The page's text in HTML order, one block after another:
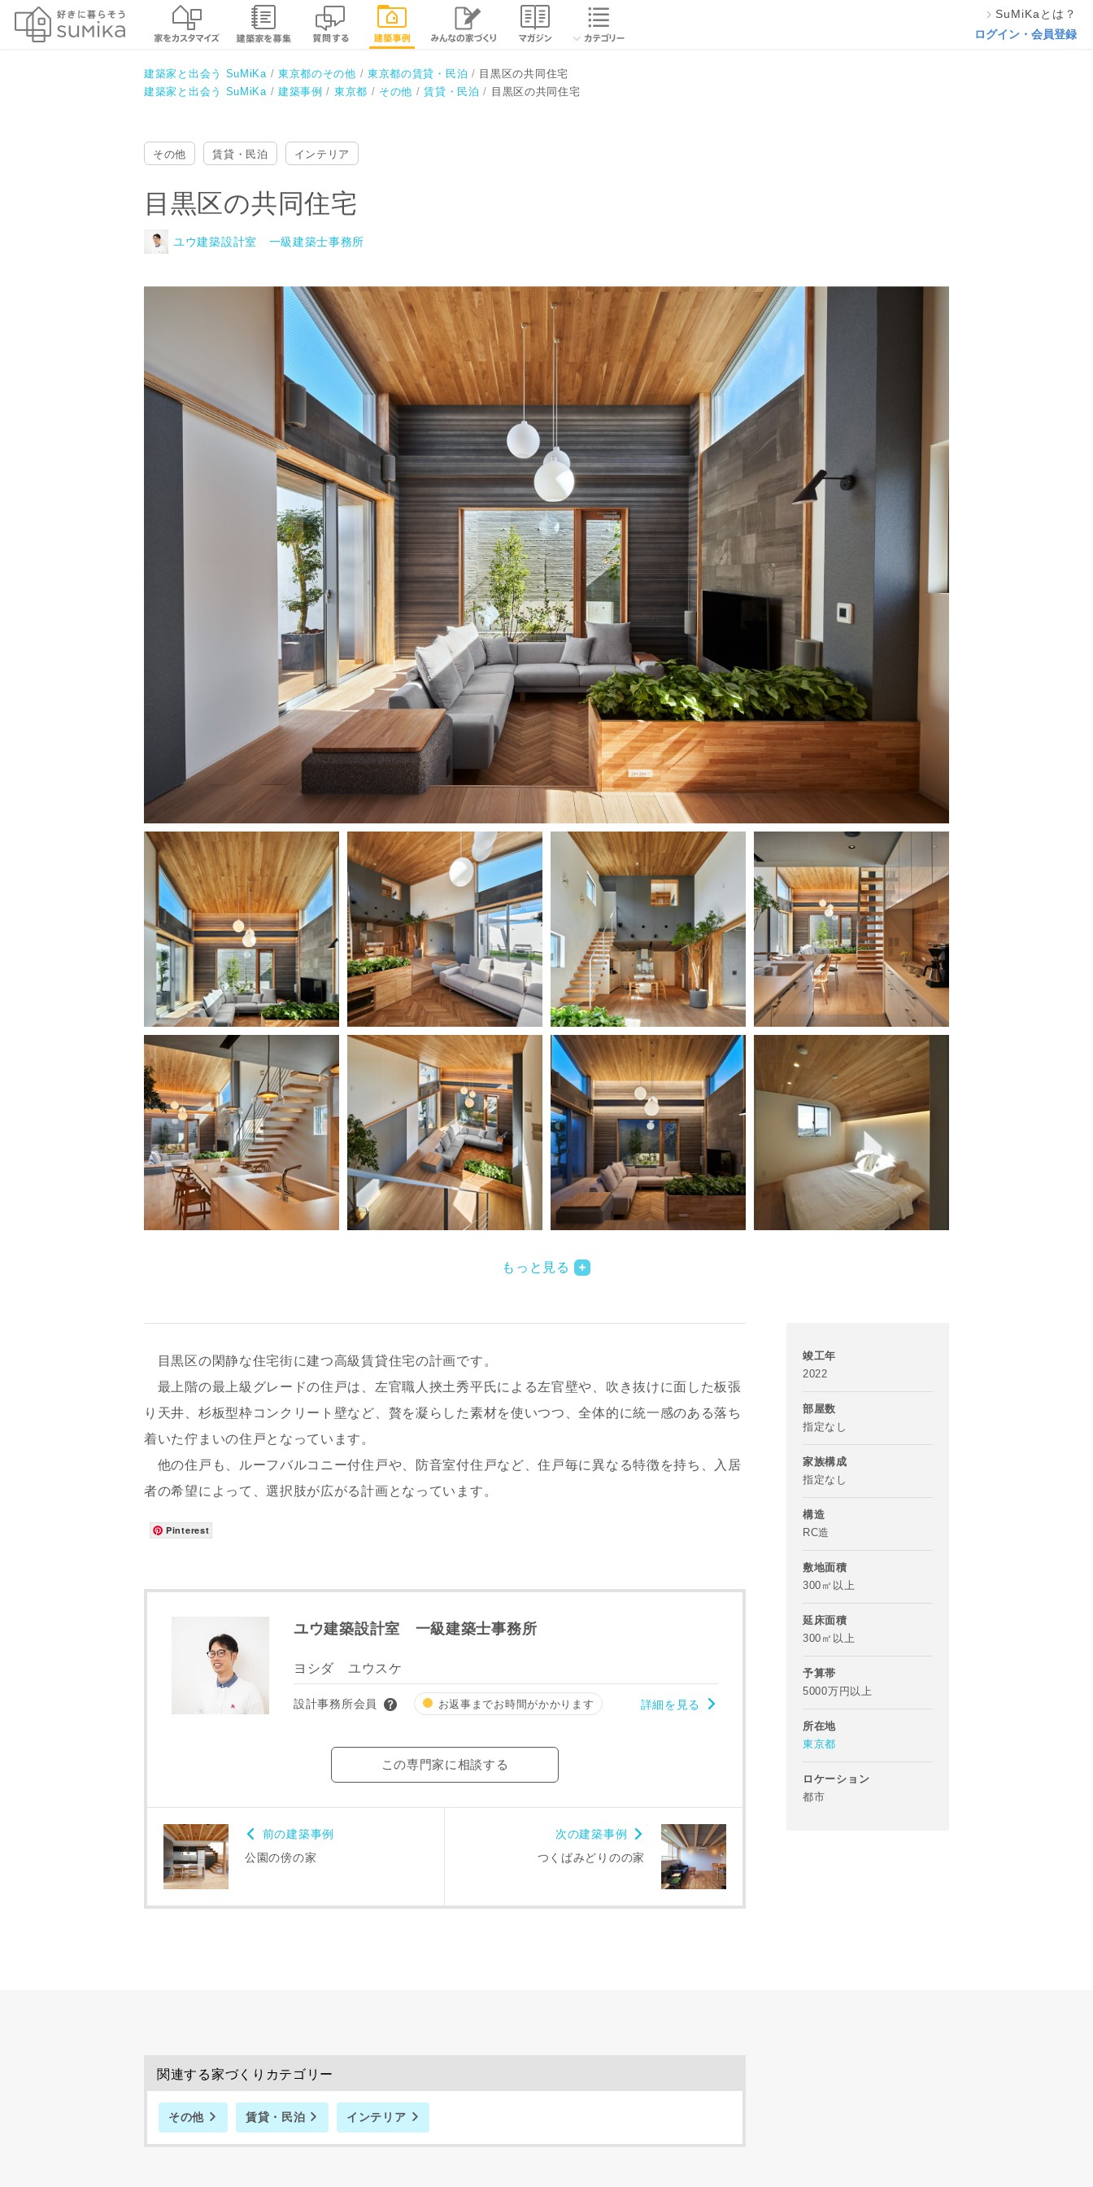
閉じる
SuMiKaとは？
ログイン・会員登録
建築家と出会う SuMiKa 東京都のその他 東京都の賃貸・民泊
目黒区の共同住宅
建築家と出会う SuMiKa
建築事例 東京都 その他 賃貸・民泊 目黒区の共同住宅
目黒区の共同住宅
ユウ建築設計室 一級建築士事務所
その他 賃貸・民泊 インテリア
目黒区の共同住宅
ユウ建築設計室 一級建築士事務所
もっと見る
目黒区の閑静な住宅街に建つ高級賃貸住宅の計画です。
最上階の最上級グレードの住戸は、左官職人挾土秀平氏による左官壁や、吹き抜けに面した板張
り天井、杉板型枠コンクリート壁など、贅を凝らした素材を使いつつ、全体的に統一感のある落ち
着いた佇まいの住戸となっています。
他の住戸も、ルーフバルコニー付住戸や、防音室付住戸など、住戸毎に異なる特徴を持ち、入居
者の希望によって、選択肢が広がる計画となっています。
Pinterest
ユウ建築設計室 一級建築士事務所
ヨシダ ユウスケ
設計事務所会員 お返事までお時間がかかります 詳細を見る
この専門家に相談する
前の建築事例
公園の傍の家
次の建築事例
つくばみどりのの家
竣工年
2022
部屋数
指定なし
家族構成
指定なし
構造
RC造
敷地面積
300㎡以上
延床面積
300㎡以上
予算帯
5000万円以上
所在地
東京都
ロケーション
都市
関連する家づくりカテゴリー
その他 賃貸・民泊 インテリア